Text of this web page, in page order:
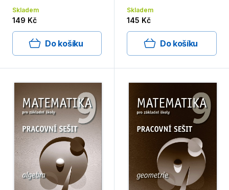
Skladem
149 Kč
Do košíku
Skladem
145 Kč
Do košíku